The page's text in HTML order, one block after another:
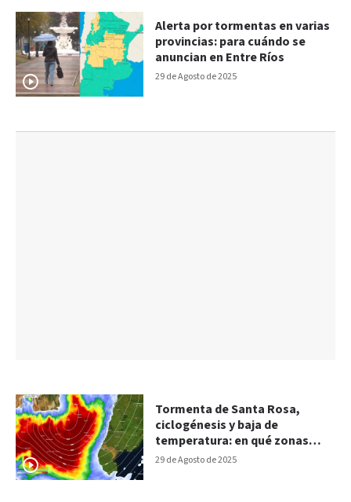
29 de Agosto de 2025
Alerta por tormentas en varias
provincias: para cuándo se
anuncian en Entre Ríos
29 de Agosto de 2025
Tormenta de Santa Rosa,
ciclogénesis y baja de
temperatura: en qué zonas
llovería más